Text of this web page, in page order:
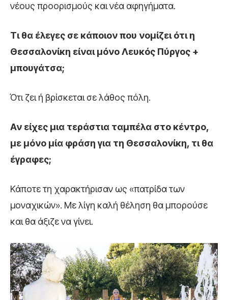
νέους προορισμούς και νέα αφηγήματα.
Τι θα έλεγες σε κάποιον που νομίζει ότι η
Θεσσαλονίκη είναι μόνοΛευκός Πύργος +
μπουγάτσα;
Ότι ζει ή βρίσκεται σε λάθος πόλη.
Αν είχες μια τεράστια ταμπέλα στο κέντρο,
με μόνο μία φράση για τη Θεσσαλονίκη, τι θα
έγραφες;
Κάποτε τη χαρακτήρισαν ως «πατρίδα των
μοναχικών». Με λίγη καλή θέληση θα μπορούσε
και θα άξιζε να γίνει.